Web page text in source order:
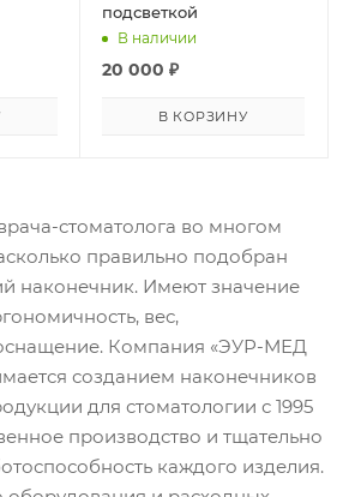
подсветкой
В наличии
20 000 ₽
В КОРЗИНУ
стоматолога во многом
правильно подобран
наконечник. Имеют значение
вес,
Компания «ЭУР-МЕД
созданием наконечников
для стоматологии с 1995
производство и тщательно
каждого изделия.